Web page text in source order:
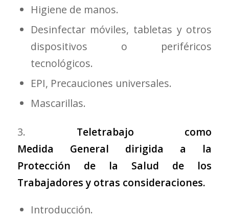
Higiene de manos.
Desinfectar móviles, tabletas y otros
dispositivos o periféricos
tecnológicos.
EPI, Precauciones universales.
Mascarillas.
3. Teletrabajo como
Medida General dirigida a la
Protección de la Salud de los
Trabajadores y otras consideraciones.
Introducción.